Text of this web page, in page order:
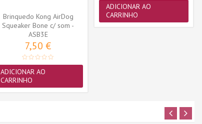
Brinquedo Kong AirDog
Squeaker Bone c/ som -
Small (ASB3E)
ASB3E
7,50 €
ADICIONAR AO
CARRINHO
ADICIONAR AO
CARRINHO